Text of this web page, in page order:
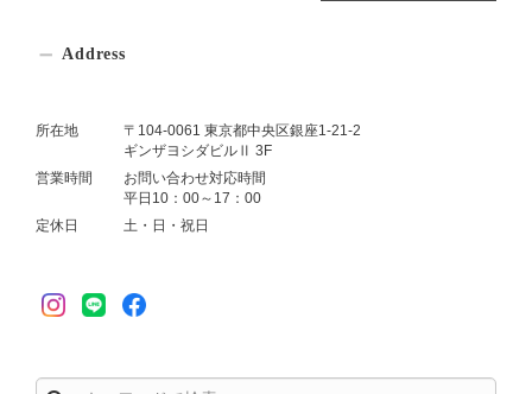
Address
所在地
〒104-0061 東京都中央区銀座1-21-2
ギンザヨシダビルⅡ 3F
営業時間
お問い合わせ対応時間
平日10：00～17：00
定休日
土・日・祝日